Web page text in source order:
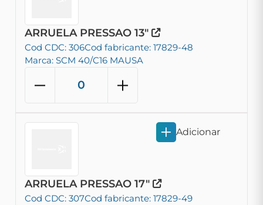
ARRUELA PRESSAO 13"
Cod CDC: 306Cod fabricante: 17829-48
Marca: SCM 40/C16 MAUSA
ARRUELA PRESSAO 17"
Cod CDC: 307Cod fabricante: 17829-49
Adicionar